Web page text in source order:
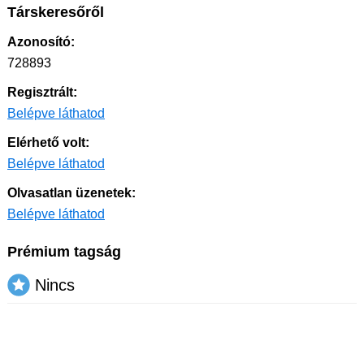
Társkeresőről
Azonosító:
728893
Regisztrált:
Belépve láthatod
Elérhető volt:
Belépve láthatod
Olvasatlan üzenetek:
Belépve láthatod
Prémium tagság
Nincs